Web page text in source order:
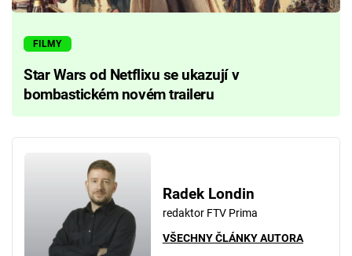
FILMY
Star Wars od Netflixu se ukazují v
bombastickém novém traileru
Radek Londin
redaktor FTV Prima
VŠECHNY ČLÁNKY AUTORA